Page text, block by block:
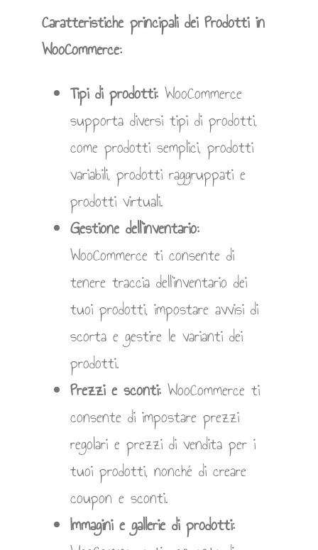
Caratteristiche principali dei Prodotti in
WooCommerce:
Tipi di prodotti: WooCommerce
supporta diversi tipi di prodotti,
come prodotti semplici, prodotti
variabili, prodotti raggruppati e
prodotti virtuali.
Gestione dell’inventario:
WooCommerce ti consente di
tenere traccia dell’inventario dei
tuoi prodotti, impostare avvisi di
scorta e gestire le varianti dei
prodotti.
Prezzi e sconti: WooCommerce ti
consente di impostare prezzi
regolari e prezzi di vendita per i
tuoi prodotti, nonché di creare
coupon e sconti.
Immagini e gallerie di prodotti: